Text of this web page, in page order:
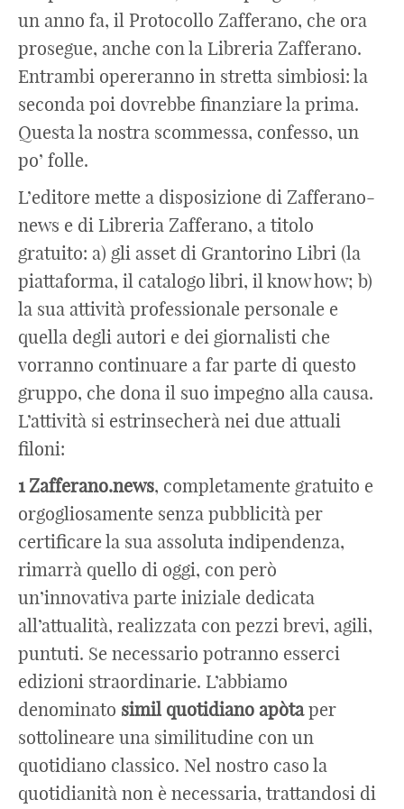
un anno fa, il Protocollo Zafferano, che ora
prosegue, anche con la Libreria Zafferano.
Entrambi opereranno in stretta simbiosi: la
seconda poi dovrebbe finanziare la prima.
Questa la nostra scommessa, confesso, un
po’ folle.
L’editore mette a disposizione di Zafferano-
news e di Libreria Zafferano, a titolo
gratuito: a) gli asset di Grantorino Libri (la
piattaforma, il catalogo libri, il know how; b)
la sua attività professionale personale e
quella degli autori e dei giornalisti che
vorranno continuare a far parte di questo
gruppo, che dona il suo impegno alla causa.
L’attività si estrinsecherà nei due attuali
filoni:
1 Zafferano.news, completamente gratuito e
orgogliosamente senza pubblicità per
certificare la sua assoluta indipendenza,
rimarrà quello di oggi, con però
un’innovativa parte iniziale dedicata
all’attualità, realizzata con pezzi brevi, agili,
puntuti. Se necessario potranno esserci
edizioni straordinarie. L’abbiamo
denominato simil quotidiano apòtaper
sottolineare una similitudine con un
quotidiano classico. Nel nostro caso la
quotidianità non è necessaria, trattandosi di